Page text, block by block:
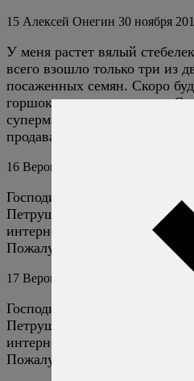
15 Алексей Онегин 30 ноября
У меня растет вялый
всего взошло только три из
посаженных семян. Скоро
горшок, если он выживет.
супермаркета, но розмарин
продаваться, а расти на улице.
16 Вероника
Господи. А много ли
Петрушке? Мяте?! О,
интернета не читая?))… Вы
Пожалуйста, ымльруцтк
17 Вероника
Господи. А много ли
Петрушке? Мяте?! О,
интернета не читая?))… Вы
Пожалуйста, фильтруйте.